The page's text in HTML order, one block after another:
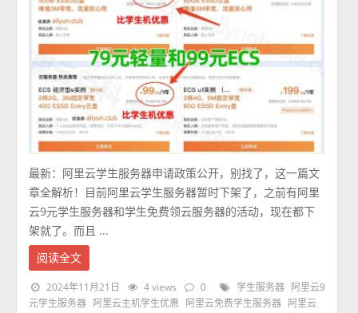
最新：阿里云学生服务器申请政策公开，别找了，这一篇文
章全解析！目前阿里云学生服务器暂时下架了，之前有阿里
云9元学生服务器和学生免费领云服务器的活动，现在都下
架就了。而且 ...
阅读全文
2024年11月21日 4 views 0 学生服务器
阿里云9
元学生服务器
阿里云主机学生优惠 阿里云免费学生服务器
阿里云